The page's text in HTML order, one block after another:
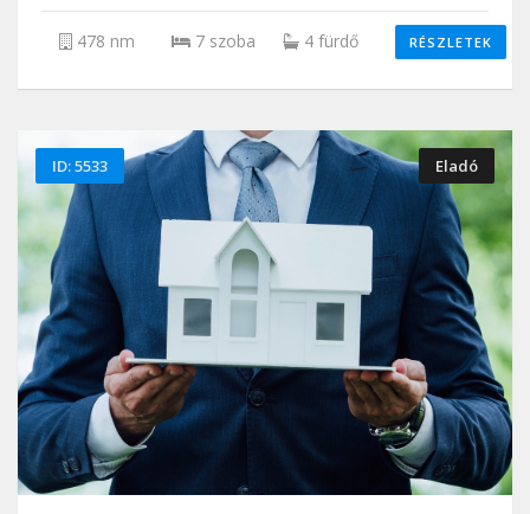
478 nm 7 szoba 4 fürdő RÉSZLETEK
ID: 5533 Eladó